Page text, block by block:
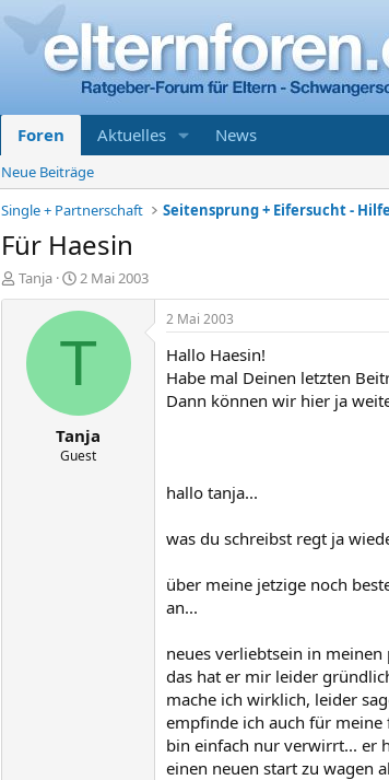
Foren Aktuelles News
Neue Beiträge
Single + Partnerschaft
Seitensprung + Eifersucht -
Für Haesin
E
r
Tanja
E
r
s
t
a
m
2 Mai 2003
T
Tanja
Guest
2 Mai 2003
Hallo Haesin!
Habe mal Deinen letzten
Dann können wir hier ja
hallo tanja...
was du schreibst regt ja
über meine jetzige noch
an...
neues verliebtsein in meinen
das hat er mir leider
mache ich wirklich, leider
empfinde ich auch für meine
bin einfach nur verwirrt... er
einen neuen start zu wagen